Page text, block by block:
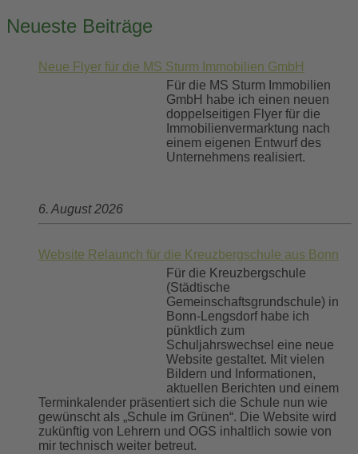
Neueste Beiträge
Neue Flyer für die MS Sturm Immobilien GmbH
Für die MS Sturm Immobilien
GmbH habe ich einen neuen
doppelseitigen Flyer für die
Immobilienvermarktung nach
einem eigenen Entwurf des
Unternehmens realisiert.
6. August 2026
Website Relaunch für die Kreuzbergschule aus Bonn
Für die Kreuzbergschule
(Städtische
Gemeinschaftsgrundschule) in
Bonn-Lengsdorf habe ich
pünktlich zum
Schuljahrswechsel eine neue
Website gestaltet. Mit vielen
Bildern und Informationen,
aktuellen Berichten und einem
Terminkalender präsentiert sich die Schule nun wie
gewünscht als „Schule im Grünen“. Die Website wird
zukünftig von Lehrern und OGS inhaltlich sowie von
mir technisch weiter betreut.